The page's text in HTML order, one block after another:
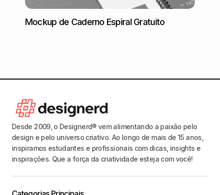
Mockup de Caderno Espiral Gratuito
Desde 2009, o Designerd® vem alimentando a paixão pelo
design e pelo universo criativo. Ao longo de mais de 15 anos,
inspiramos estudantes e profissionais com dicas, insights e
inspirações. Que a força da criatividade esteja com você!